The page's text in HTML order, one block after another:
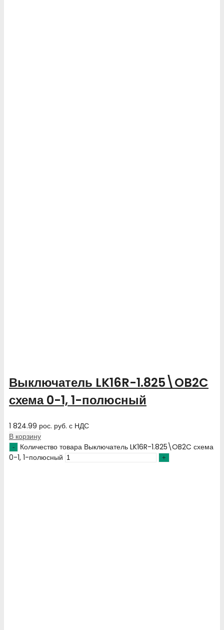
Выключатель LK16R-1.825\OB2C
схема 0-1, 1-полюсный
1 824.99 рос. руб. с НДС
В корзину
Количество товара Выключатель LK16R-1.825\OB2C схема
0-1, 1-полюсный